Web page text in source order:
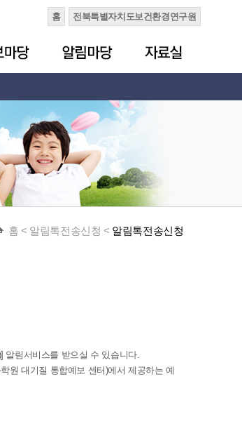
홈 전북특별자치도보건환경연구원
홈 < 알림톡전송신청 < 알림톡전송신청
알림서비스를 받으실 수 있습니다.
원 대기질 통합예보 센터)에서 제공하는 예